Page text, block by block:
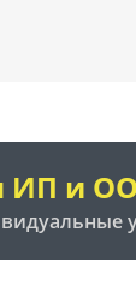
ИП и